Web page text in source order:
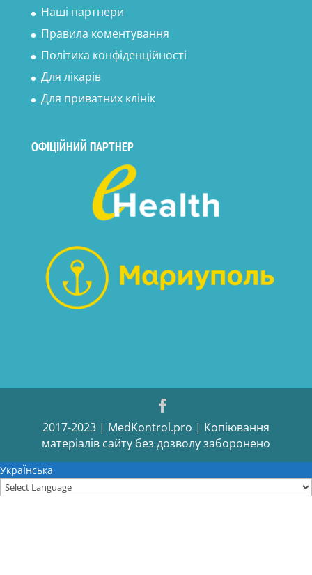
Наші партнери
Правила коментування
Політика конфіденційності
Для лікарів
Для приватних клінік
ОФІЦІЙНИЙ ПАРТНЕР
2017-2023 | MedKontrol.pro | Копіювання
матеріалів сайту без дозволу заборонено
УкраЇнська